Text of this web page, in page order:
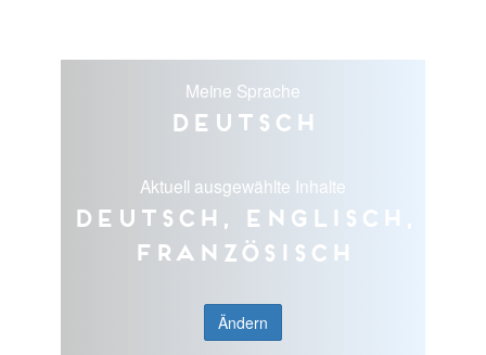
Meine Sprache
Deutsch
Aktuell ausgewählte Inhalte
Deutsch, Englisch,
Französisch
Ändern